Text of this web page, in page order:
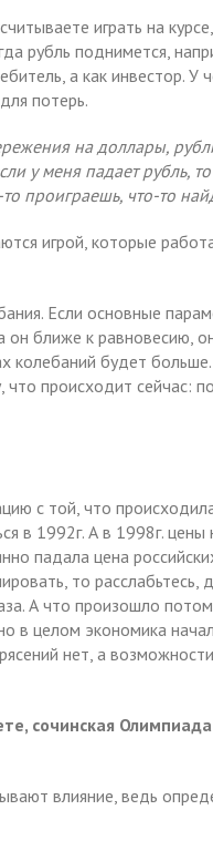
играть на
рубль поднимется,
а как инвестор.
потерь.
на доллары,
у меня падает рубль,
проиграешь, что-то
игрой, которые
Если основные
ближе к равновесию,
колебаний будет
происходит сейчас:
с той, что
в 1992г. А в 1998г.
падала цена
то
А что произошло
в целом экономика
нет, а
сочинская
влияние, ведь